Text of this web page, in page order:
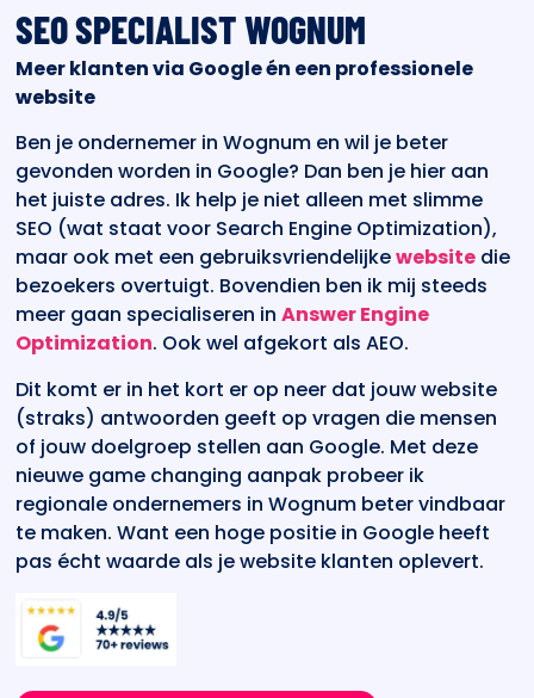
SEO SPECIALIST WOGNUM
Meer klanten via Google én een professionele
website
Ben je ondernemer in Wognum en wil je beter
gevonden worden in Google? Dan ben je hier aan
het juiste adres. Ik help je niet alleen met slimme
SEO (wat staat voor Search Engine Optimization),
maar ook met een gebruiksvriendelijkewebsite die
bezoekers overtuigt. Bovendien ben ik mij steeds
meer gaan specialiseren inAnswer Engine
Optimization. Ook wel afgekort als AEO.
Dit komt er in het kort er op neer dat jouw website
(straks) antwoorden geeft op vragen die mensen
of jouw doelgroep stellen aan Google. Met deze
nieuwe game changing aanpak probeer ik
regionale ondernemers in Wognum beter vindbaar
te maken. Want een hoge positie in Google heeft
pas écht waarde als je website klanten oplevert.